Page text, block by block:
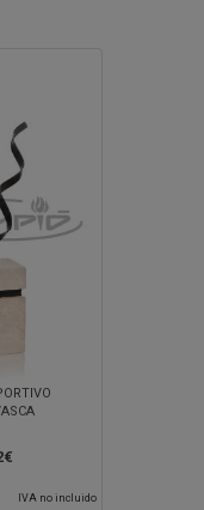
IVA no incluido